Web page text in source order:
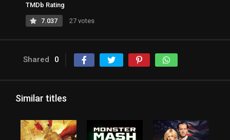
TMDb Rating
7.037 27 votes
Shared 0
Similar titles